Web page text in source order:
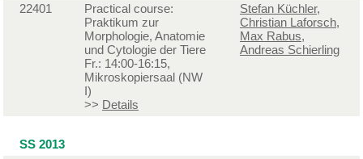
22401
Practical course:
Praktikum zur
Morphologie, Anatomie
und Cytologie der Tiere
Fr.: 14:00-16:15,
Mikroskopiersaal (NW
I)
>> Details
Stefan Küchler,
Christian Laforsch,
Max Rabus,
Andreas Schierling
SS 2013